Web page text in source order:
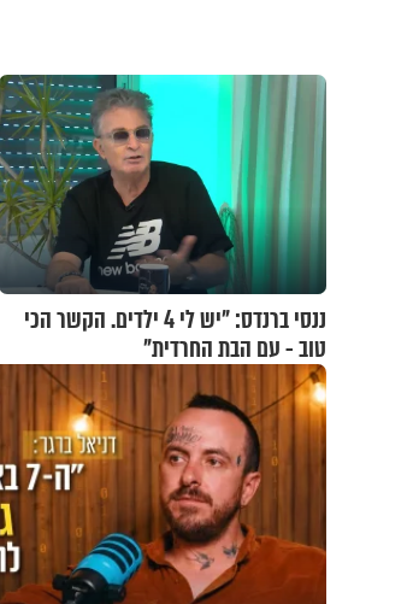
ננסי ברנדס: "יש לי 4 ילדים. הקשר הכי
טוב - עם הבת החרדית"